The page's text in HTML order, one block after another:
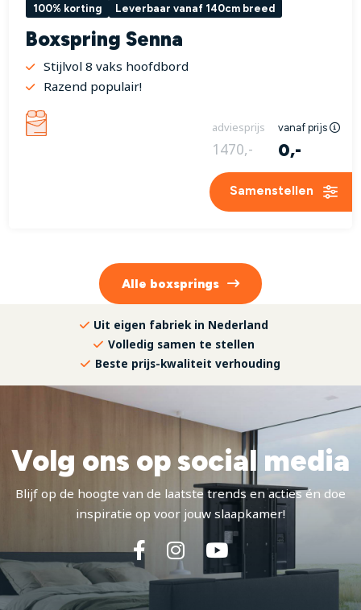
100% korting Leverbaar vanaf 140cm breed
Boxspring Senna
Stijlvol 8 vaks hoofdbord
Razend populair!
adviesprijs vanaf prijs
1470,- 0,-
Samenstellen
Alle boxsprings
Uit eigen fabriek in Nederland
Volledig samen te stellen
Beste prijs-kwaliteit verhouding
Volg ons op social media
Blijf op de hoogte van de laatste trends en acties én doe
inspiratie op voor jouw slaapkamer!